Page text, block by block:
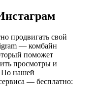
продвигать свой
— комбайн
поможет
просмотры и
По нашей
— бесплатно: